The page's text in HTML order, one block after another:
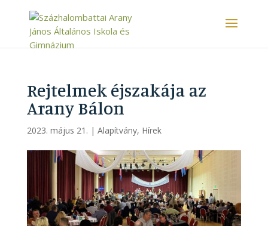
Rejtelmek éjszakája az
Arany Bálon
2023. május 21. | Alapítvány, Hírek